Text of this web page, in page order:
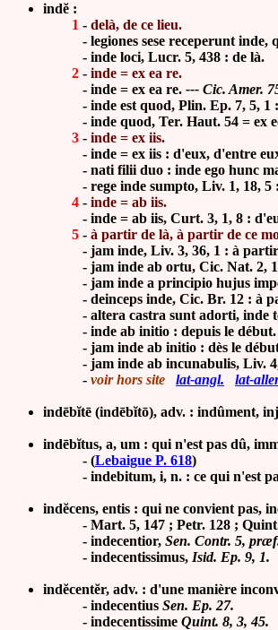
indĕ :
1 - delà, de ce lieu.
- legiones sese receperunt
- inde loci, Lucr. 5, 438 : de là.
2 - inde = ex ea re.
- inde = ex ea re. --- Cic. Amer.
- inde est quod, Plin. Ep. 7, 5, 1
- inde quod, Ter. Haut. 54 = ex
3 - inde = ex iis.
- inde = ex iis : d'eux, d'entre
- nati filii duo : inde ego hunc
- rege inde sumpto, Liv. 1, 18, 5 :
4 - inde = ab iis.
- inde = ab iis, Curt. 3, 1, 8 :
5 - à partir de là, à partir de ce
- jam inde, Liv. 3, 36, 1 : à
- jam inde ab ortu, Cic. Nat. 2,
- jam inde a principio hujus
- deinceps inde, Cic. Br. 12 : à
- altera castra sunt adorti, inde
- inde ab initio : depuis le début.
- jam inde ab initio : dès le
- jam inde ab incunabulis, Liv. 4,
- voir hors site lat-angl. lat-
indēbĭtē (indēbĭtō), adv. : indûment,
indēbĭtus, a, um : qui n'est pas dû,
- (Lebaigue P. 618)
- indebitum, i, n. : ce qui n'est
indĕcens, entis : qui ne convient pas,
- Mart. 5, 147 ; Petr. 128 ;
- indecentior, Sen. Contr. 5,
- indecentissimus, Isid. Ep. 9, 1.
indĕcentĕr, adv. : d'une manière
- indecentius Sen. Ep. 27.
- indecentissime Quint. 8, 3, 45.